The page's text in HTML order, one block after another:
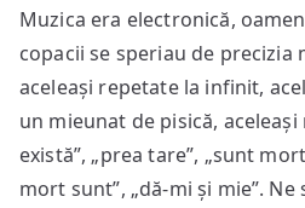
Muzica era electronică,
copacii se speriau de precizia
aceleași repetate la infinit,
un mieunat de pisică, aceleași
există”, „prea tare”, „sunt
mort sunt”, „dă-mi și mie”.